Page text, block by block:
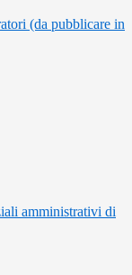
(da pubblicare in
amministrativi di